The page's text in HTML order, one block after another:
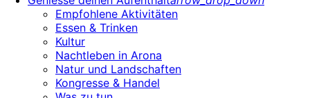
Empfohlene Aktivitäten
Essen & Trinken
Kultur
Nachtleben in Arona
Natur und Landschaften
Kongresse & Handel